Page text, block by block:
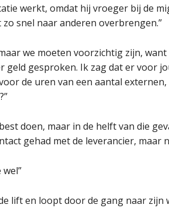
werkt, omdat hij vroeger bij de
snel naar anderen overbrengen.”
we moeten voorzichtig zijn,
geld gesproken. Ik zag dat er voor
de uren van een aantal
doen, maar in de helft van die
gehad met de leverancier, maar
wel”
lift en loopt door de gang naar zijn